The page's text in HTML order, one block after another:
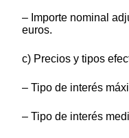
– Importe nominal
euros.
c) Precios y tipos
– Tipo de interés
– Tipo de interés